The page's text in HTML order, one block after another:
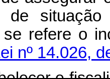
de
se refere o
nº 14.026,